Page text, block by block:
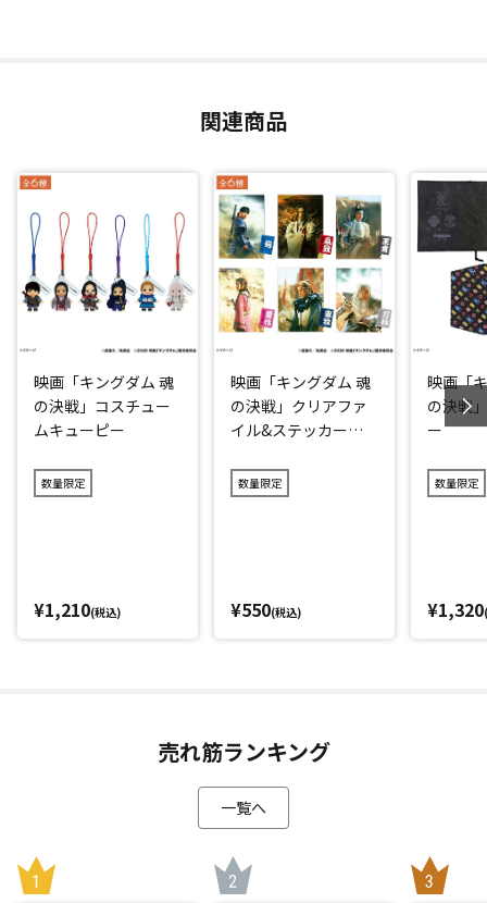
関連商品
映画「キングダム 魂
の決戦」コスチュー
ムキューピー
数量限定
¥1,210(税込)
映画「キングダム 魂
の決戦」クリアファ
イル&ステッカーセ
数量限定
¥550(税込)
映画「
の決戦
ー
数量限定
¥1,320
売れ筋ランキング
一覧へ